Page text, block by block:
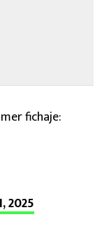
fichaje:
2025